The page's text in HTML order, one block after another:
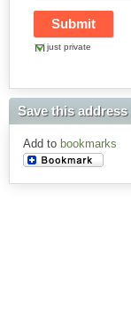
just private
Save this address
Add to bookmarks